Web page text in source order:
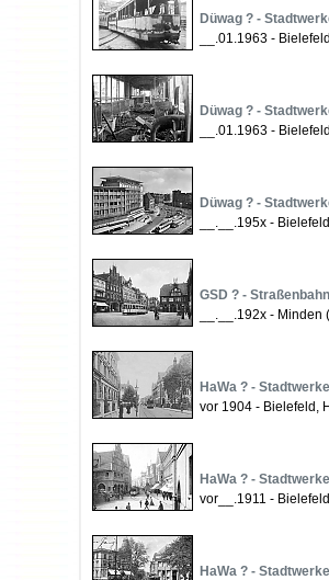
Düwag ? -
__.01.1963 -
Düwag ? -
__.01.1963 -
Düwag ? -
__.__.195x -
GSD ? -
__.__.192x -
HaWa ? -
vor 1904 - Bielefeld,
HaWa ? -
vor__.1911 -
HaWa ? -